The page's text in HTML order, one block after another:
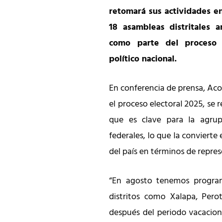
retomará sus actividades
18 asambleas distritales
como parte del
político nacional.
En conferencia de prensa,
el proceso electoral 2025, se
que es clave para la
federales, lo que la
del país en términos de
“En agosto tenemos
distritos como Xalapa,
después del periodo